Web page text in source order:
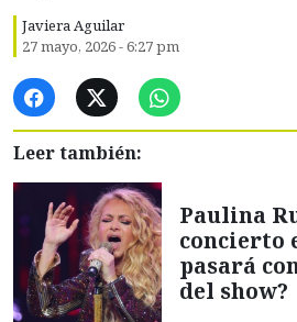
Javiera Aguilar
27 mayo, 2026 - 6:27 pm
Leer también:
Paulina
concierto
pasará
del show?